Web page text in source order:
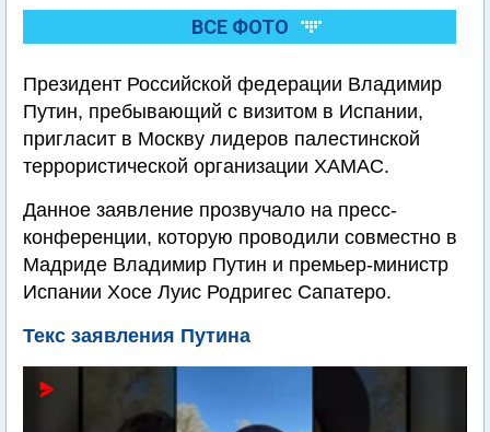
ВСЕ ФОТО
Президент Российской федерации Владимир
Путин, пребывающий с визитом в Испании,
пригласит в Москву лидеров палестинской
террористической организации ХАМАС.
Данное заявление прозвучало на пресс-
конференции, которую проводили совместно в
Мадриде Владимир Путин и премьер-министр
Испании Хосе Луис Родригес Сапатеро.
Текс заявления Путина